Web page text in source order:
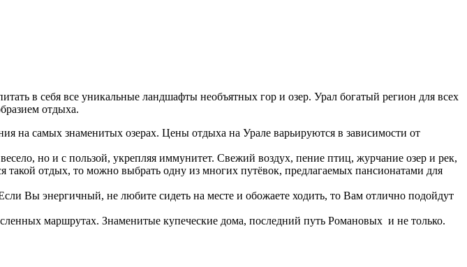
в себя все уникальные ландшафты необъятных гор и озер. Урал богатый регион для всех
отдыха.
на самых знаменитых озерах. Цены отдыха на Урале варьируются в зависимости от
но и с пользой, укрепляя иммунитет. Свежий воздух, пение птиц, журчание озер и рек,
такой отдых, то можно выбрать одну из многих путёвок, предлагаемых пансионатами для
Вы энергичный, не любите сидеть на месте и обожаете ходить, то Вам отлично подойдут
маршрутах. Знаменитые купеческие дома, последний путь Романовых и не только.